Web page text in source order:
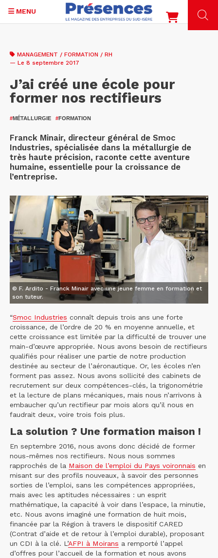
contenu
MENU
MANAGEMENT / FORMATION / RH
— Le 8 septembre 2017
J’ai créé une école pour
former nos rectifieurs
#MÉTALLURGIE #FORMATION
Franck Minair, directeur général de Smoc
Industries, spécialisée dans la métallurgie de
très haute précision, raconte cette aventure
humaine, essentielle pour la croissance de
l’entreprise.
© F. Ardito - Franck Minair avec une jeune femme en formation et
son tuteur.
“Smoc Industries connaît depuis trois ans une forte
croissance, de l’ordre de 20 % en moyenne annuelle, et
cette croissance est limitée par la difficulté de trouver une
main-d’œuvre appropriée. Nous avons besoin de rectifieurs
qualifiés pour réaliser une partie de notre production
destinée au secteur de l’aéronautique. Or, les écoles n’en
forment pas assez. Nous avons sollicité des cabinets de
recrutement sur deux compétences-clés, la trigonométrie
et la lecture de plans mécaniques, mais nous n’arrivons à
embaucher qu’un rectifieur par mois alors qu’il nous en
faudrait deux, voire trois fois plus.
La solution ? Une formation maison !
En septembre 2016, nous avons donc décidé de former
nous-mêmes nos rectifieurs. Nous nous sommes
rapprochés de la Maison de l’emploi du Pays voironnais en
misant sur des profils nouveaux, à savoir des personnes
sorties de l’emploi, sans les compétences appropriées,
mais avec les aptitudes nécessaires : un esprit
mathématique, la capacité à voir dans l’espace, la minutie,
etc. Nous avons imaginé une formation de huit mois,
financée par la Région à travers le dispositif CARED
(Contrat d’aide et de retour à l’emploi durable), proposant
un CDI à la clé. L’AFPI à Moirans a remporté l’appel
d’offres pour l’accueil de la formation et nous avons